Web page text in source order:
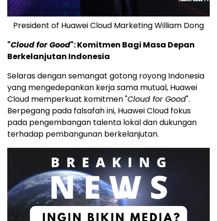
President of Huawei Cloud Marketing William Dong
"Cloud for Good": Komitmen Bagi Masa Depan
Berkelanjutan Indonesia
Selaras dengan semangat gotong royong Indonesia
yang mengedepankan kerja sama mutual, Huawei
Cloud memperkuat komitmen "Cloud for Good".
Berpegang pada falsafah ini, Huawei Cloud fokus
pada pengembangan talenta lokal dan dukungan
terhadap pembangunan berkelanjutan.